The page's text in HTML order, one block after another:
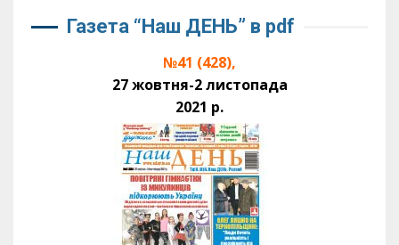
Газета “Наш ДЕНЬ” в pdf
№41 (428),
27 жовтня-2 листопада
2021 р.